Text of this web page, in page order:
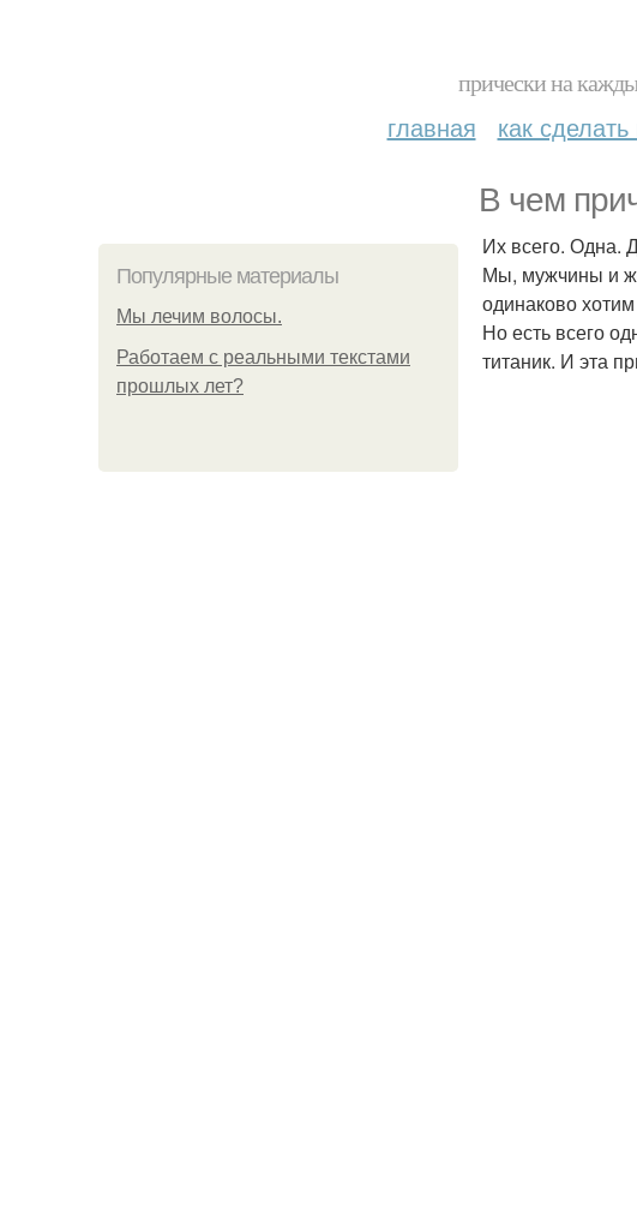
прически на
главная как
В чем
Популярные материалы
Мы лечим волосы.
Работаем с реальными текстами
прошлых лет?
Их всего. Одна.
Мы, мужчины и
одинаково
Но есть всего
титаник. И эта